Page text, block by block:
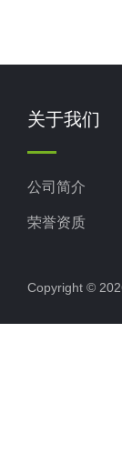
关于我们
公司简介
荣誉资质
Copyright ©